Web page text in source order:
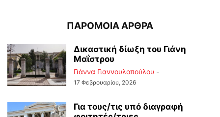
ΠΑΡΟΜΟΙΑ ΑΡΘΡΑ
Δικαστική δίωξη του Γιάνη
Μαΐστρου
Γιάννα Γιαννουλοπούλου -
17 Φεβρουαρίου, 2026
Για τους/τις υπό διαγραφή